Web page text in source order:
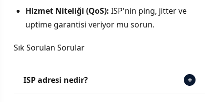
Hizmet Niteliği (QoS): ISP'nin ping, jitter ve
uptime garantisi veriyor mu sorun.
Sık Sorulan Sorular
ISP adresi nedir? +